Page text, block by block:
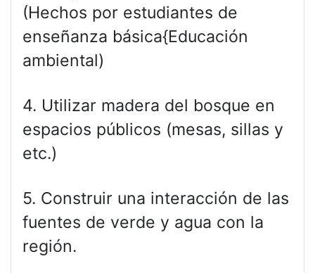
(Hechos por estudiantes de
enseñanza básica{Educación
ambiental)
4. Utilizar madera del bosque en
espacios públicos (mesas, sillas y
etc.)
5. Construir una interacción de las
fuentes de verde y agua con la
región.